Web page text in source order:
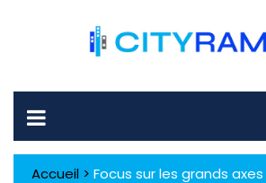
Accueil > Focus sur les grands